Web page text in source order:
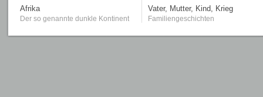
Afrika
Der so genannte dunkle Kontinent
Vater, Mutter, Kind, Krieg
Familiengeschichten